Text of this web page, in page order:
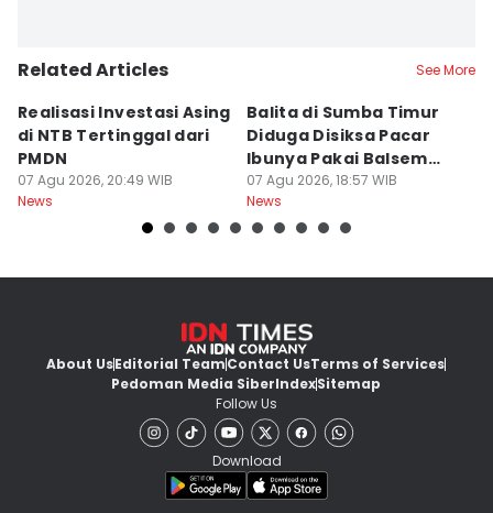
Related Articles See More
Realisasi Investasi Asing
di NTB Tertinggal dari
PMDN
07 Agu 2026, 20:49 WIB
News
Balita di Sumba Timur
Diduga Disiksa Pacar
Ibunya Pakai Balsem
dan Cabai
07 Agu 2026, 18:57 WIB
News
About UsEditorial TeamContact UsTerms of Services
Pedoman Media SiberIndexSitemap
Follow Us
Download